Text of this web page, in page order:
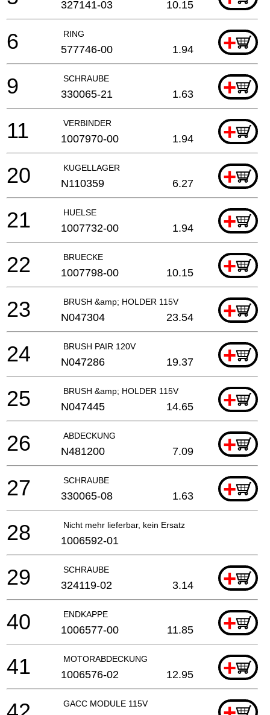
327141-03 10.15
RING +
6 577746-00 1.94
SCHRAUBE +
9 330065-21 1.63
VERBINDER +
11 1007970-00 1.94
KUGELLAGER +
20 N110359 6.27
HUELSE +
21 1007732-00 1.94
BRUECKE +
22 1007798-00 10.15
BRUSH &amp; HOLDER 115V +
23 N047304 23.54
BRUSH PAIR 120V +
24 N047286 19.37
BRUSH &amp; HOLDER 115V +
25 N047445 14.65
ABDECKUNG +
26 N481200 7.09
SCHRAUBE +
27 330065-08 1.63
Nicht mehr lieferbar, kein Ersatz
28 1006592-01
SCHRAUBE +
29 324119-02 3.14
ENDKAPPE +
40 1006577-00 11.85
MOTORABDECKUNG +
41 1006576-02 12.95
GACC MODULE 115V